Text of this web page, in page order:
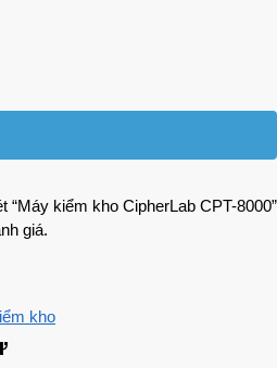
“Máy kiểm kho CipherLab CPT-8000”
giá.
kho